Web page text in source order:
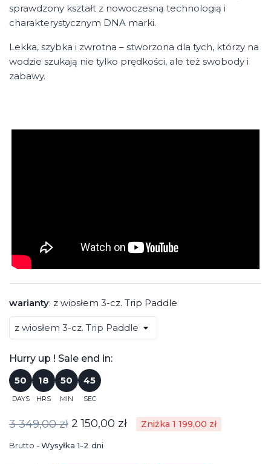
sprawdzony kształt z nowoczesną technologią i
charakterystycznym DNA marki.
Lekka, szybka i zwrotna – stworzona dla tych, którzy na
wodzie szukają nie tylko prędkości, ale też swobody i
zabawy.
warianty: z wiosłem 3-cz. Trip Paddle
Hurry up ! Sale end in:
50
DAYS
18
HRS
50
MIN
44
SEC
3 349,00 zł 2 150,00 zł Zniżka 1 199,00 zł
Brutto Wysyłka 1-2 dni